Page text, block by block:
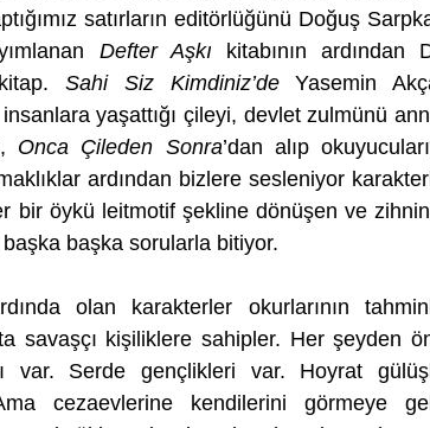
satırların editörlüğünü Doğuş
Defter Aşkı kitabının ardından
Sahi Siz Kimdiniz’de Yasemin
yaşattığı çileyi, devlet zulmünü
Onca Çileden Sonra’dan alıp
ardından bizlere sesleniyor
bir öykü leitmotif şekline dönüşen ve
başka sorularla bitiyor.
olan karakterler okurlarının
savaşçı kişiliklere sahipler. Her şeyden
var. Serde gençlikleri var. Hoyrat
cezaevlerine kendilerini görmeye